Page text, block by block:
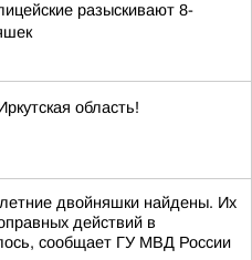
разыскивают 8-
область!
двойняшки найдены. Их
действий в
сообщает ГУ МВД России